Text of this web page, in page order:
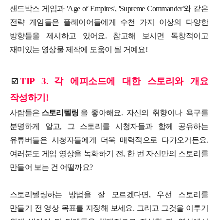
샌드박스 게임과 'Age of Empires', 'Supreme Commander'와 같은
전략 게임들은 플레이어들에게 수천 가지 이상의 다양한
방향들을 제시하고 있어요. 참고해 보시면 독창적이고
재미있는 영상물 제작에 도움이 될 거예요!
☑️ TIP 3.
각 에피소드에 대한 스토리와 개요
작성하기!
사람들은 스토리텔링 을 좋아해요. 자신의 취향이나 욕구를
분명하게 알고, 그 스토리를 시청자들과 함께 공유하는
유튜버들은 시청자들에게 더욱 매력적으로 다가오거든요.
여러분도 게임 영상을 녹화하기 전, 한 번 자신만의 스토리를
만들어 보는 건 어떨까요?
스토리텔링하는 방법을 잘 모르겠다면, 우선 스토리를
만들기 전 영상 목표를 지정해 보세요. 그리고 그것을 이루기